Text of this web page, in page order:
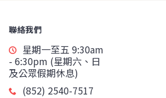
聯絡我們
星期一至五 9:30am
- 6:30pm (星期六、日
及公眾假期休息)
(852) 2540-7517